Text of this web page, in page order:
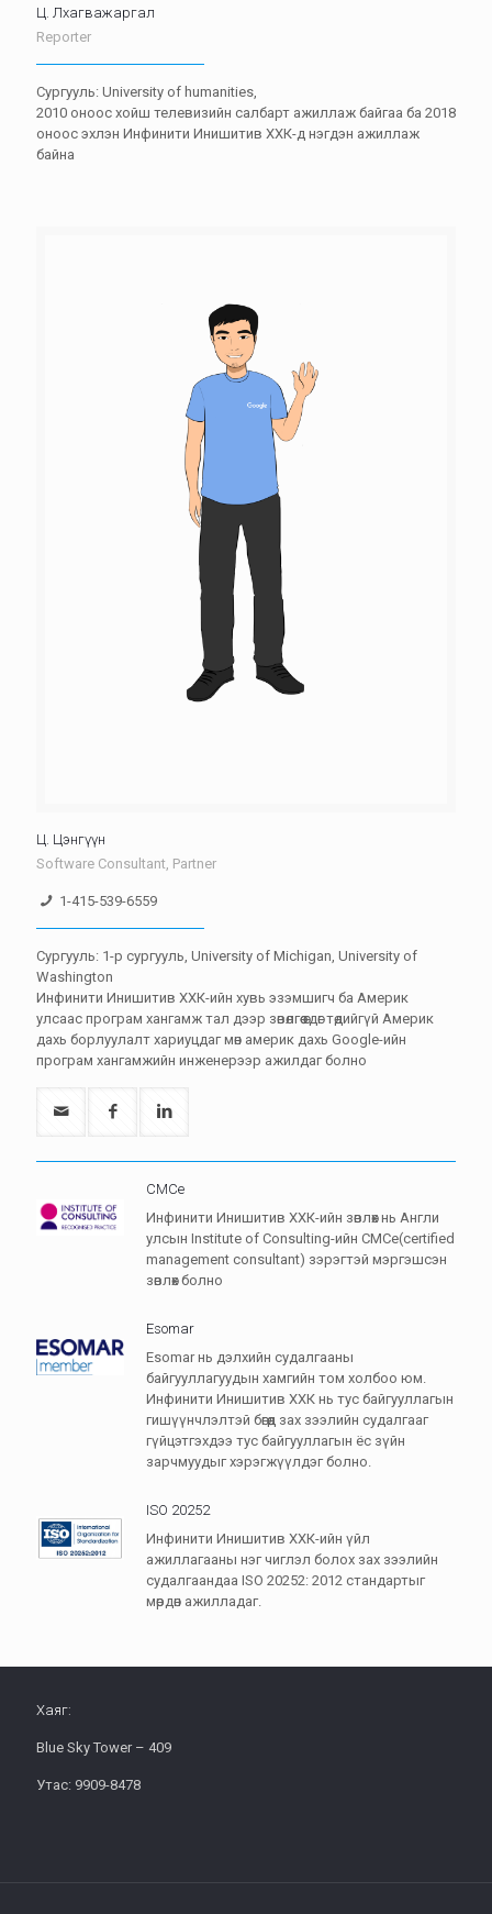
Ц. Лхагважаргал
Reporter
Сургууль: University of humanities,
2010 оноос хойш телевизийн салбарт ажиллаж байгаа ба 2018
оноос эхлэн Инфинити Инишитив ХХК-д нэгдэн ажиллаж
байна
Ц. Цэнгүүн
Software Consultant, Partner
1-415-539-6559
Сургууль: 1-р сургууль, University of Michigan, University of
Washington
Инфинити Инишитив ХХК-ийн хувь эзэмшигч ба Америк
улсаас програм хангамж тал дээр зөвөлгөө өгдөг төдийгүй Америк
дахь борлуулалт хариуцдаг мөн америк дахь Google-ийн
програм хангамжийн инженерээр ажилдаг болно
CMCe
Инфинити Инишитив ХХК-ийн зөвлөх нь Англи
улсын Institute of Consulting-ийн CMCe(certified
management consultant) зэрэгтэй мэргэшсэн
зөвлөх болно
Esomar
Esomar нь дэлхийн судалгааны
байгууллагуудын хамгийн том холбоо юм.
Инфинити Инишитив ХХК нь тус байгууллагын
гишүүнчлэлтэй бөгөөд зах зээлийн судалгааг
гүйцэтгэхдээ тус байгууллагын ёс зүйн
зарчмуудыг хэрэгжүүлдэг болно.
ISO 20252
Инфинити Инишитив ХХК-ийн үйл
ажиллагааны нэг чиглэл болох зах зээлийн
судалгаандаа ISO 20252: 2012 стандартыг
мөрдөн ажилладаг.
Хаяг:
Blue Sky Tower – 409
Утас: 9909-8478